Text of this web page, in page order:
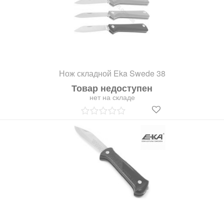
Нож складной Eka Swede 38
Товар недоступен
нет на складе